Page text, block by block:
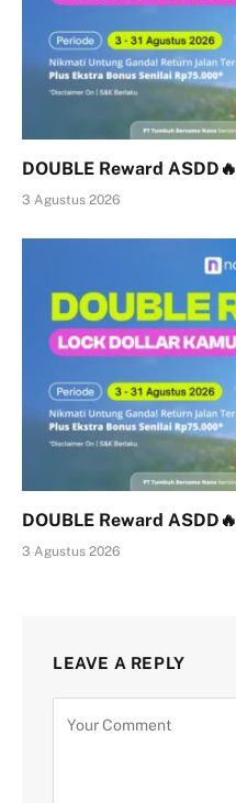
DOUBLE Reward ASDD🔥
3 Agustus 2026
DOUBLE Reward ASDD🔥
3 Agustus 2026
LEAVE A REPLY